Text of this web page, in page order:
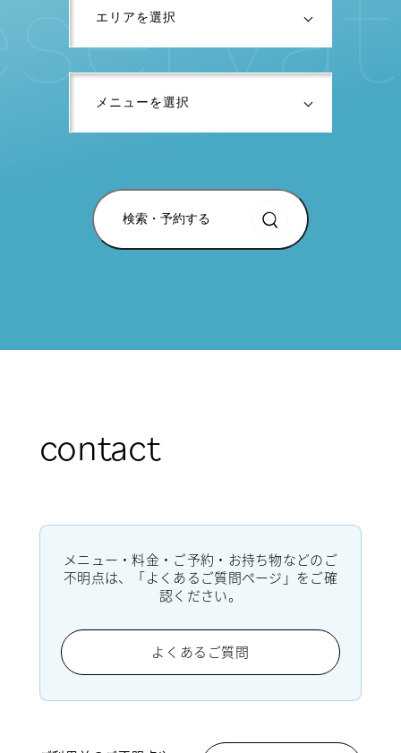
検索・予約する
contact
メニュー・料金・ご予約・お持ち物などのご
不明点は、「よくあるご質問ページ」をご確
認ください。
よくあるご質問